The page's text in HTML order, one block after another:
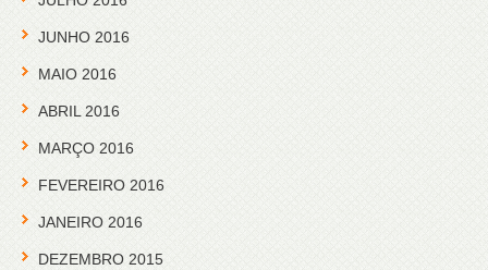
JUNHO 2016
MAIO 2016
ABRIL 2016
MARÇO 2016
FEVEREIRO 2016
JANEIRO 2016
DEZEMBRO 2015